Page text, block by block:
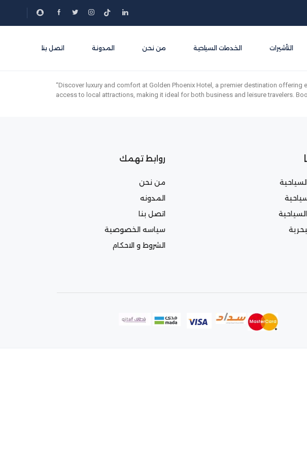
التأشيرات الخدمات السياحية من نحن المدونة اتصل بنا
“Discover luxury and comfort at Golden Phoenix Hotel, a premier destination
access to local attractions, making it ideal for both business and leisure travelers.
روابط تهمك
من نحن
المدونه
اتصل بنا
سياسه الخصوصية
الشروط و الاحكام